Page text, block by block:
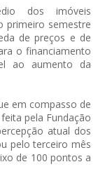
dos imóveis
primeiro semestre
de preços e de
o financiamento
ao aumento da
em compasso de
pela Fundação
atual dos
pelo terceiro mês
de 100 pontos a